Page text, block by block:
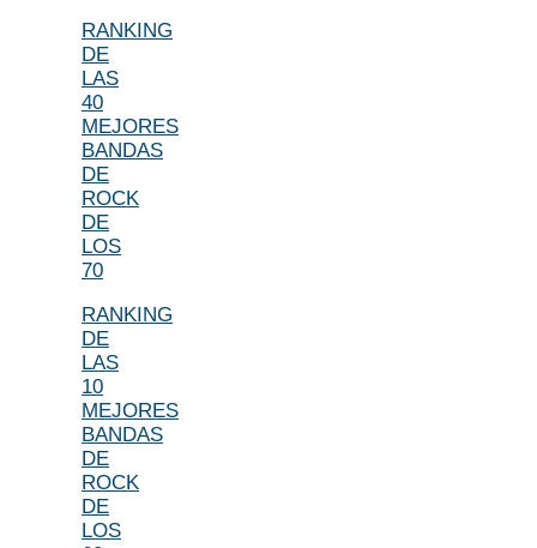
RANKING
DE
LAS
40
MEJORES
BANDAS
DE
ROCK
DE
LOS
70
RANKING
DE
LAS
10
MEJORES
BANDAS
DE
ROCK
DE
LOS